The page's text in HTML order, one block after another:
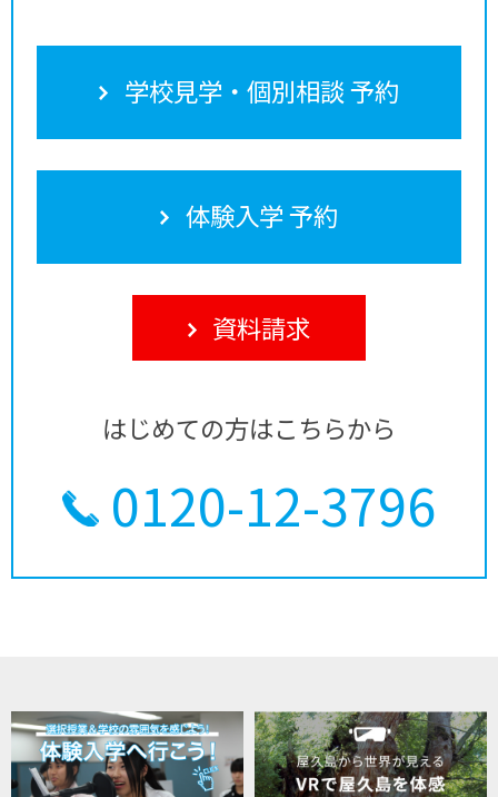
学校見学・個別相談 予約
体験入学 予約
資料請求
はじめての方はこちらから
0120-12-3796